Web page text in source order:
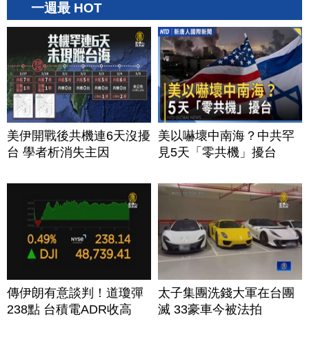
一週最 HOT
美伊開戰後共機連6天沒擾
台 學者析消失主因
美以嚇壞中南海？中共罕
見5天「零共機」擾台
傳伊朗有意談判！道瓊彈
238點 台積電ADR收高
太子集團洗錢大軍在台團
滅 33豪車今被法拍